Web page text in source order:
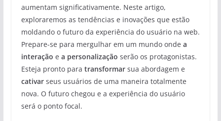
aumentam significativamente. Neste artigo,
exploraremos as tendências e inovações que estão
moldando o futuro da experiência do usuário na web.
Prepare-se para mergulhar em um mundo onde a
interação e a personalização serão os protagonistas.
Esteja pronto para transformarsua abordagem e
cativarseus usuários de uma maneira totalmente
nova. O futuro chegou e a experiência do usuário
será o ponto focal.